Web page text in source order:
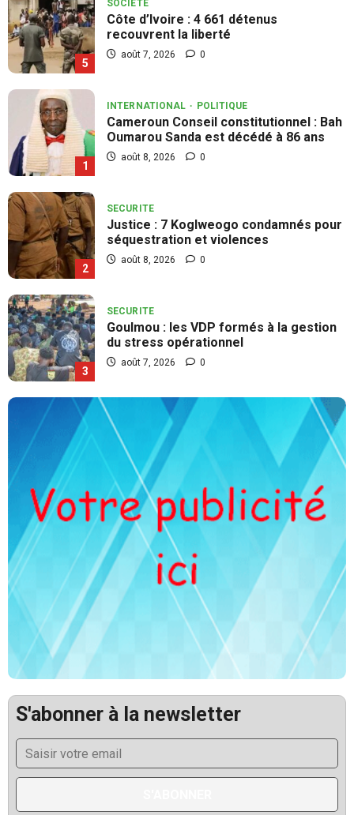
1
INTERNATIONAL
Cameroun Conseil constitutionnel : Bah
Oumarou Sanda est décédé à 86 ans
août 8, 2026 0
2
SECURITE
Justice : 7 Koglweogo condamnés pour
séquestration et violences
août 8, 2026 0
3
SECURITE
Goulmou : les VDP formés à la gestion
du stress opérationnel
août 7, 2026 0
4
CULTURE
Burkina : 18 événements culturels
contraires aux bonnes mœurs interdits
août 7, 2026 0
SOCIETE
Côte d’Ivoire : 4 661 détenus
recouvrent la liberté
août 7, 2026
1
INTERNATIONAL POLITIQUE
Cameroun Conseil constitutionnel : Bah
Oumarou Sanda est décédé à 86 ans
août 8, 2026
2
SECURITE
Justice : 7 Koglweogo condamnés pour
séquestration et violences
3
SECURITE
Goulmou : les VDP formés à la gestion
du stress opérationnel
S'abonner à la newsletter